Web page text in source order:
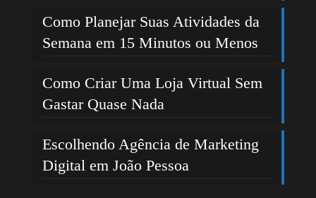
Como Planejar Suas Atividades da
Semana em 15 Minutos ou Menos
Como Criar Uma Loja Virtual Sem
Gastar Quase Nada
Escolhendo Agência de Marketing
Digital em João Pessoa